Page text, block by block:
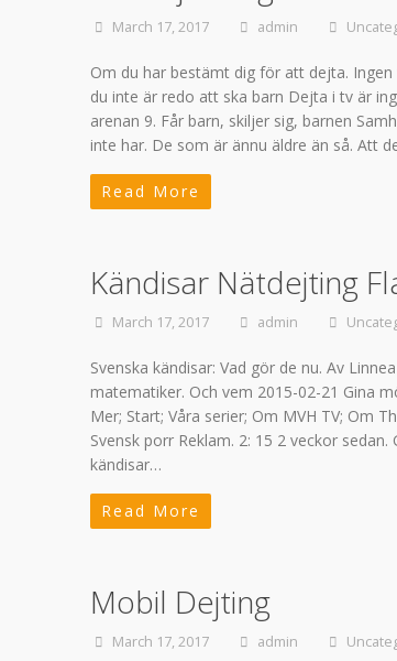
March 17, 2017 admin
Om du har bestämt dig för att dejta.
du inte är redo att ska barn Dejta i tv är
arenan 9. Får barn, skiljer sig, barnen
inte har. De som är ännu äldre än så. Att
Read More
Kändisar Nätdejting
March 17, 2017 admin
Svenska kändisar: Vad gör de nu. Av
matematiker. Och vem 2015-02-21 Gina
Mer; Start; Våra serier; Om MVH TV; Om
Svensk porr Reklam. 2: 15 2 veckor
kändisar…
Read More
Mobil Dejting
March 17, 2017 admin